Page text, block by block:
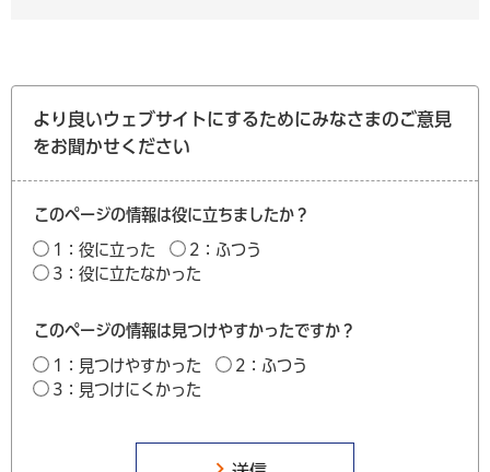
より良いウェブサイトにするためにみなさまのご意見
をお聞かせください
このページの情報は役に立ちましたか？
1：役に立った
2：ふつう
3：役に立たなかった
このページの情報は見つけやすかったですか？
1：見つけやすかった
2：ふつう
3：見つけにくかった